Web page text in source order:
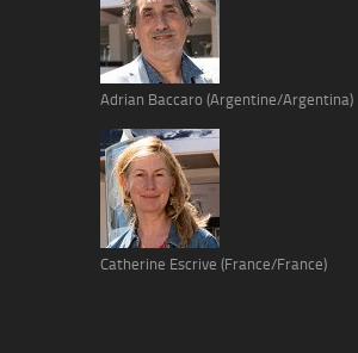
Adrian Baccaro (Argentine/Argentina)
Catherine Escrive (France/France)